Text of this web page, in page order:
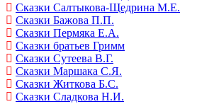
Сказки Салтыкова-Щедрина М.Е.
Сказки Бажова П.П.
Сказки Пермяка Е.А.
Сказки братьев Гримм
Сказки Сутеева В.Г.
Сказки Маршака С.Я.
Сказки Житкова Б.С.
Сказки Сладкова Н.И.